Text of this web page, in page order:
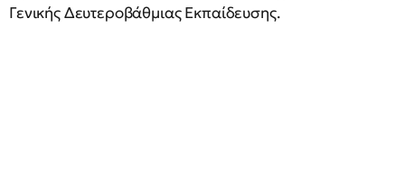
Γενικής Δευτεροβάθμιας Εκπαίδευσης.